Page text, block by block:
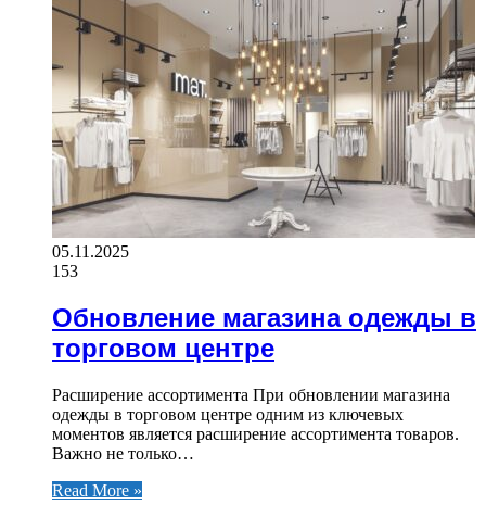
05.11.2025
153
Обновление магазина одежды в
торговом центре
Расширение ассортимента При обновлении магазина
одежды в торговом центре одним из ключевых
моментов является расширение ассортимента товаров.
Важно не только…
Read More »